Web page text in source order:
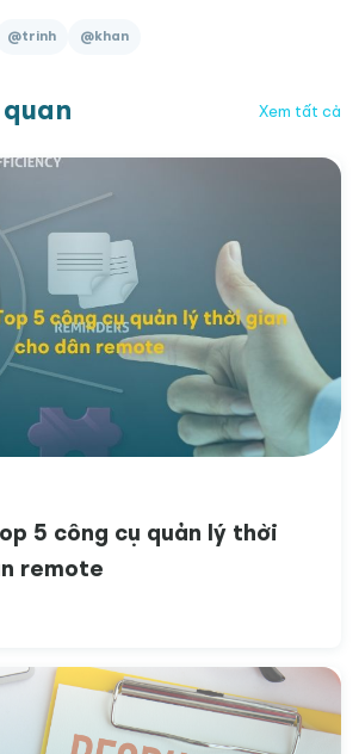
@trinh @khan
Xem tất cả
5 công cụ quản lý thời
remote